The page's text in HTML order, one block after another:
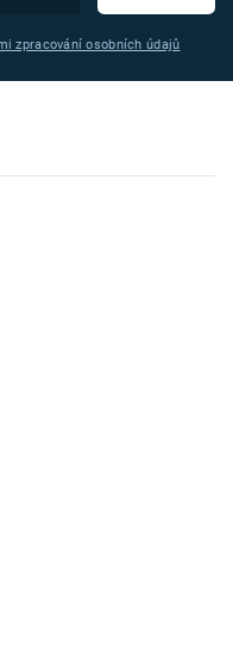
zpracování osobních údajů